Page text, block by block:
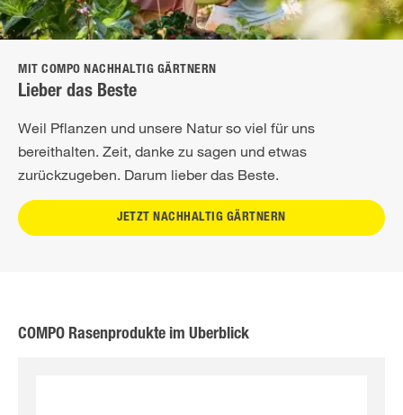
MIT COMPO NACHHALTIG GÄRTNERN
Lieber das Beste
Weil Pflanzen und unsere Natur so viel für uns
bereithalten. Zeit, danke zu sagen und etwas
zurückzugeben. Darum lieber das Beste.
JETZT NACHHALTIG GÄRTNERN
COMPO Rasenprodukte im Überblick